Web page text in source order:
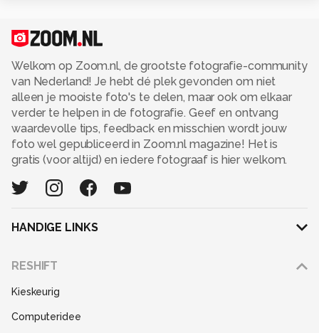
Welkom op Zoom.nl, de grootste fotografie-community
van Nederland! Je hebt dé plek gevonden om niet
alleen je mooiste foto's te delen, maar ook om elkaar
verder te helpen in de fotografie. Geef en ontvang
waardevolle tips, feedback en misschien wordt jouw
foto wel gepubliceerd in Zoom.nl magazine! Het is
gratis (voor altijd) en iedere fotograaf is hier welkom.
HANDIGE LINKS
RESHIFT
Kieskeurig
Computeridee